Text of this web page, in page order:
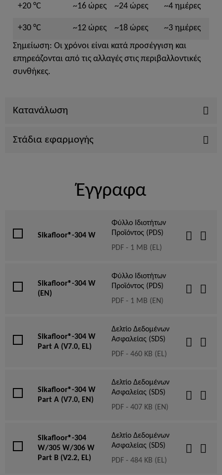
+20 °C ~16 ώρες ~24 ώρες ~4 ημέρες
+30 °C ~12 ώρες ~18 ώρες
~3 ημέρες
Σημείωση: Οι χρόνοι είναι κατά προσέγγιση και
επηρεάζονται από τις αλλαγές στις περιβαλλοντικές
συνθήκες.
Κατανάλωση
Στάδια εφαρμογής
Έγγραφα
Sikafloor®-304 W
Φύλλο Ιδιοτήτων
Προϊόντος (PDS)
PDF - 1 MB (EL)
Sikafloor®-304 W
(EN)
Φύλλο Ιδιοτήτων
Προϊόντος (PDS)
PDF - 1 MB (EN)
Sikafloor®-304 W
Part A (V7.0, EL)
Δελτίο Δεδομένων
Ασφαλείας (SDS)
PDF - 460 KB (EL)
Sikafloor®-304 W
Part A (V7.0, EN)
Δελτίο Δεδομένων
Ασφαλείας (SDS)
PDF - 407 KB (EN)
Sikafloor®-304
W/305 W/306 W
Part B (V2.2, EL)
Δελτίο Δεδομένων
Ασφαλείας (SDS)
PDF - 484 KB (EL)